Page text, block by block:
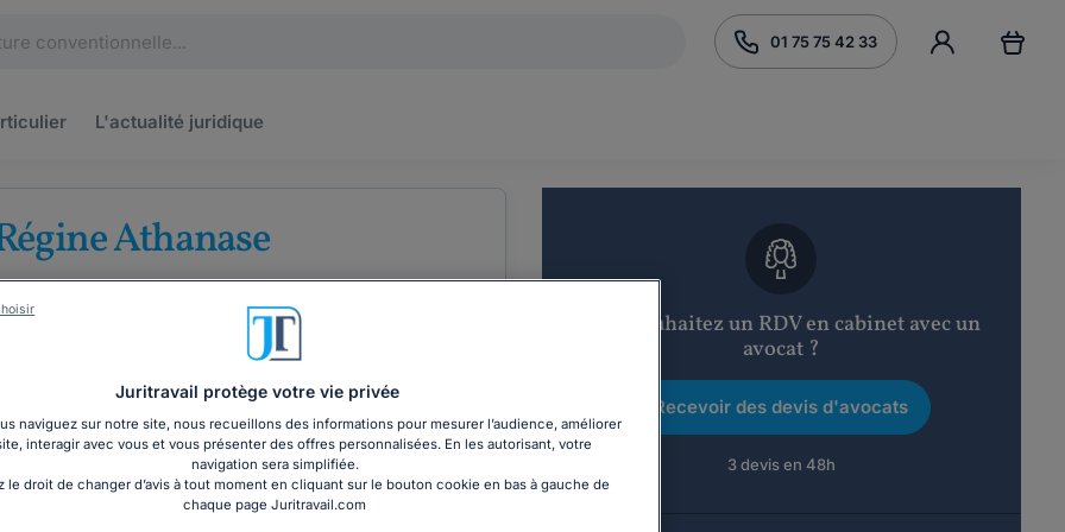
01 75 75 42 33
L'actualité juridique
Athanase
de Fort-de-France
COORDONNÉES
Vous souhaitez un RDV en cabinet avec un
avocat ?
Recevoir des devis d'avocats
3 devis en 48h
Juritravail protège votre vie privée
naviguez sur notre site, nous recueillons des informations pour mesurer l’audience, améliorer
interagir avec vous et vous présenter des offres personnalisées. En les autorisant, votre
navigation sera simplifiée.
le droit de changer d’avis à tout moment en cliquant sur le bouton cookie en bas à gauche de
chaque page Juritravail.com